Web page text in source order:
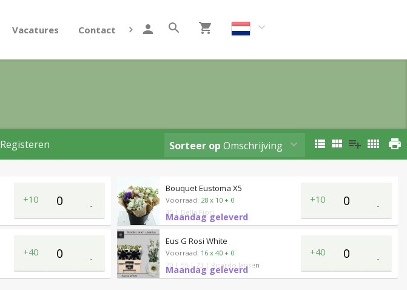
Vacatures Contact Klant worden
Registeren Sorteer op Omschrijving
+10
-
Maandag geleverd
Bouquet Eustoma X5
Voorraad: 28 x 10 + 0
45 | Bella Fiori
+10
-
+40
-
Maandag geleverd
Eus G Rosi White
Voorraad: 16 x 40 + 0
70 | 55 | 23 | Ricardo Jansen
+40
-